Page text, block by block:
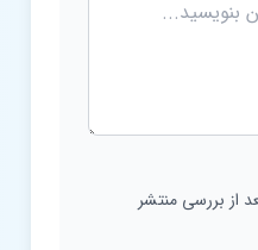
بررسی منتشر